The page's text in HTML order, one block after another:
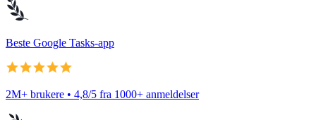
Beste Google Tasks-app
2M+ brukere • 4,8/5 fra 1000+ anmeldelser